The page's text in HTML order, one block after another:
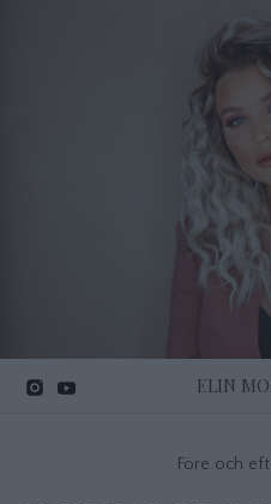
ELIN
Före och